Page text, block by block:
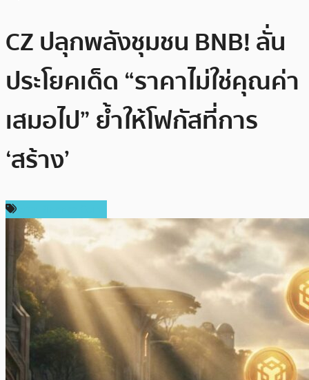
CZ ปลุกพลังชุมชน BNB! ลั่น
ประโยคเด็ด “ราคาไม่ใช่คุณค่า
เสมอไป” ย้ำให้โฟกัสที่การ
‘สร้าง’